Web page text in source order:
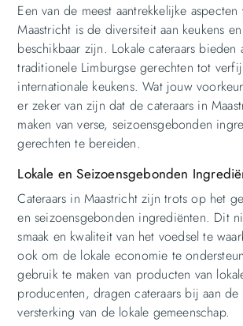
Een van de meest aantrekkelijke
Maastricht is de diversiteit aan keukens
beschikbaar zijn. Lokale cateraars bieden
traditionele Limburgse gerechten tot
internationale keukens. Wat jouw
er zeker van zijn dat de cateraars in
maken van verse, seizoensgebonden
gerechten te bereiden.
Lokale en Seizoensgebonden
Cateraars in Maastricht zijn trots op het
en seizoensgebonden ingrediënten. Dit
smaak en kwaliteit van het voedsel te
ook om de lokale economie te
gebruik te maken van producten van
producenten, dragen cateraars bij aan de
versterking van de lokale gemeenschap.